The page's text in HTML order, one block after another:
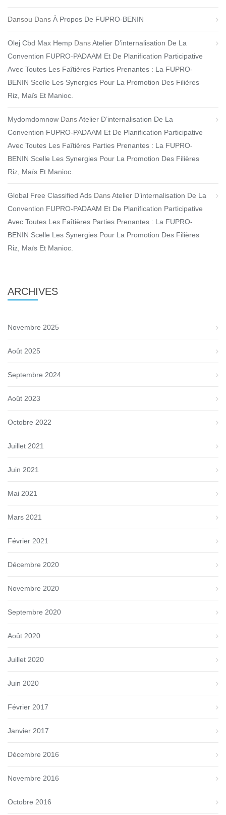
Dansou Dans À Propos De FUPRO-BENIN
Olej Cbd Max Hemp DansAtelier D’internalisation De La
Convention FUPRO-PADAAM Et De Planification Participative
Avec Toutes Les Faîtières Parties Prenantes : La FUPRO-
BENIN Scelle Les Synergies Pour La Promotion Des Filières
Riz, Maïs Et Manioc.
Mydomdomnow DansAtelier D’internalisation De La
Convention FUPRO-PADAAM Et De Planification Participative
Avec Toutes Les Faîtières Parties Prenantes : La FUPRO-
BENIN Scelle Les Synergies Pour La Promotion Des Filières
Riz, Maïs Et Manioc.
Global Free Classified Ads DansAtelier D’internalisation De La
Convention FUPRO-PADAAM Et De Planification Participative
Avec Toutes Les Faîtières Parties Prenantes : La FUPRO-
BENIN Scelle Les Synergies Pour La Promotion Des Filières
Riz, Maïs Et Manioc.
ARCHIVES
Novembre 2025
Août 2025
Septembre 2024
Août 2023
Octobre 2022
Juillet 2021
Juin 2021
Mai 2021
Mars 2021
Février 2021
Décembre 2020
Novembre 2020
Septembre 2020
Août 2020
Juillet 2020
Juin 2020
Février 2017
Janvier 2017
Décembre 2016
Novembre 2016
Octobre 2016